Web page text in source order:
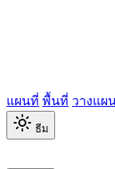
แผนที่ พื้นที่ วางแผ
ธีม